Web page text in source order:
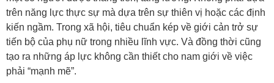
trên năng lực thực sự mà dựa trên sự thiên vị hoặc các định
kiến ngầm. Trong xã hội, tiêu chuẩn kép về giới cản trở sự
tiến bộ của phụ nữ trong nhiều lĩnh vực. Và đồng thời cũng
tạo ra những áp lực không cần thiết cho nam giới về việc
phải “mạnh mẽ”.